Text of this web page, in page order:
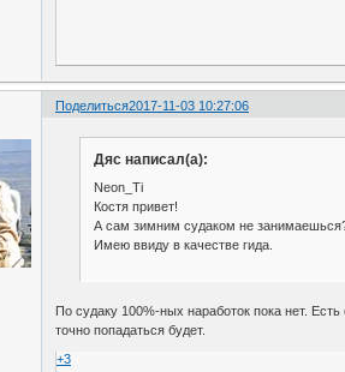
Поделиться2017-11-03 10:27:06
Дяс написал(а):
Neon_Ti
Костя привет!
А сам зимним судаком не
Имею ввиду в качестве гида.
По судаку 100%-ных наработок пока нет.
точно попадаться будет.
+3